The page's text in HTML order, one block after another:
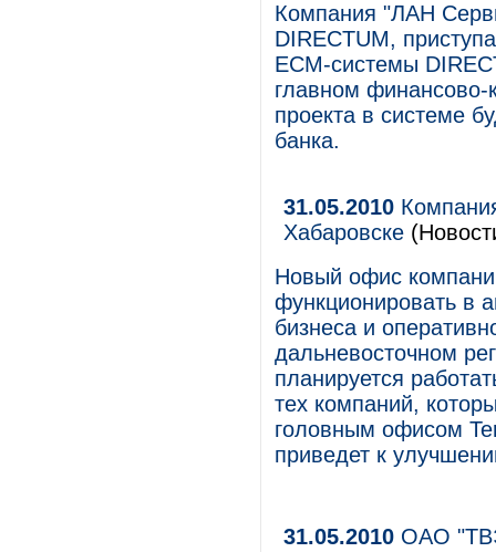
Компания "ЛАН
DIRECTUM,
ECM-системы
главном финансово-
проекта в системе
банка.
31.05.2010
Хабаровске
Новый офис
функционировать в
бизнеса и
дальневосточном
планируется
тех компаний,
головным офисом
приведет к
31.05.2010 ОАО